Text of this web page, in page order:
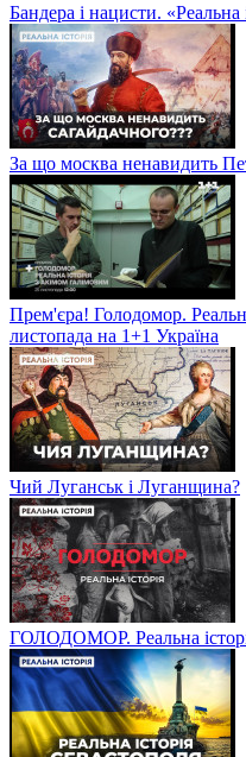
Бандера і нацисти.
За що москва ненавидить
Прем'єра! Голодомор.
листопада на 1+1 Україна
Чий Луганськ і Луганщина?
ГОЛОДОМОР. Реальна